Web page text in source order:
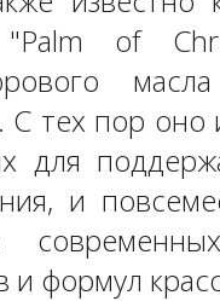
of
тех пор оно
для
и
и формул